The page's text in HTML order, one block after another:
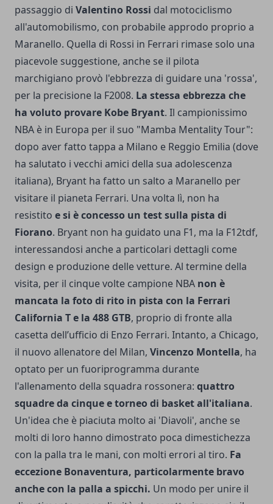
passaggio di Valentino Rossi dal motociclismo
all'automobilismo, con probabile approdo proprio a
Maranello. Quella di Rossi in Ferrari rimase solo una
piacevole suggestione, anche se il pilota
marchigiano provò l'ebbrezza di guidare una 'rossa',
per la precisione la F2008. La stessa ebbrezza che
ha voluto provare Kobe Bryant. Il campionissimo
NBA è in Europa per il suo "Mamba Mentality Tour":
dopo aver fatto tappa a Milano e Reggio Emilia (dove
ha salutato i vecchi amici della sua adolescenza
italiana), Bryant ha fatto un salto a Maranello per
visitare il pianeta Ferrari. Una volta lì, non ha
resistito e si è concesso un test sulla pista di
Fiorano. Bryant non ha guidato una F1, ma la F12tdf,
interessandosi anche a particolari dettagli come
design e produzione delle vetture. Al termine della
visita, per il cinque volte campione NBA non è
mancata la foto di rito in pista con la Ferrari
California T e la 488 GTB, proprio di fronte alla
casetta dell’ufficio di Enzo Ferrari. Intanto, a Chicago,
il nuovo allenatore del Milan, Vincenzo Montella, ha
optato per un fuoriprogramma durante
l'allenamento della squadra rossonera: quattro
squadre da cinque e torneo di basket all'italiana.
Un'idea che è piaciuta molto ai 'Diavoli', anche se
molti di loro hanno dimostrato poca dimestichezza
con la palla tra le mani, con molti errori al tiro. Fa
eccezione Bonaventura, particolarmente bravo
anche con la palla a spicchi. Un modo per unire il